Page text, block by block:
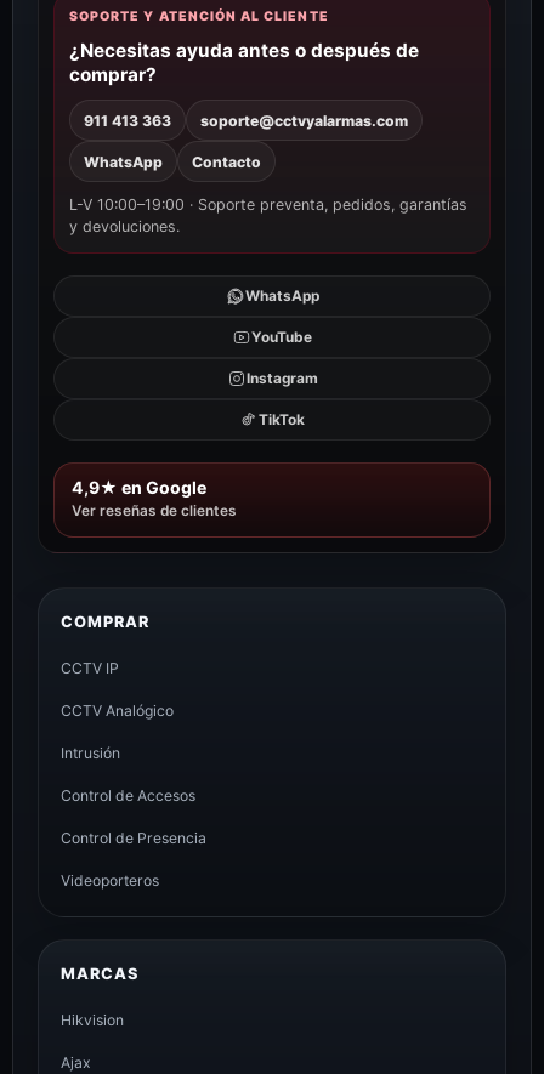
SOPORTE Y ATENCIÓN AL CLIENTE
¿Necesitas ayuda antes o después de
comprar?
911 413 363 soporte@cctvyalarmas.com
WhatsApp Contacto
L-V 10:00–19:00 · Soporte preventa, pedidos, garantías
y devoluciones.
WhatsApp
YouTube
Instagram
TikTok
4,9★ en Google
Ver reseñas de clientes
COMPRAR
CCTV IP
CCTV Analógico
Intrusión
Control de Accesos
Control de Presencia
Videoporteros
MARCAS
Hikvision
Ajax